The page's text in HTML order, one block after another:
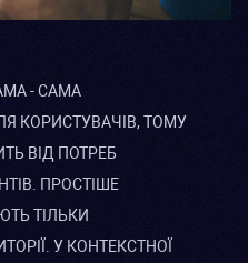
- САМА
КОРИСТУВАЧІВ, ТОМУ
ВІД ПОТРЕБ
ПРОСТІШЕ
ТІЛЬКИ
У КОНТЕКСТНОЇ